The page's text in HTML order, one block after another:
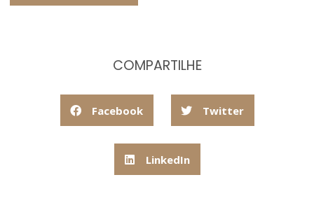
COMPARTILHE
Facebook Twitter
LinkedIn